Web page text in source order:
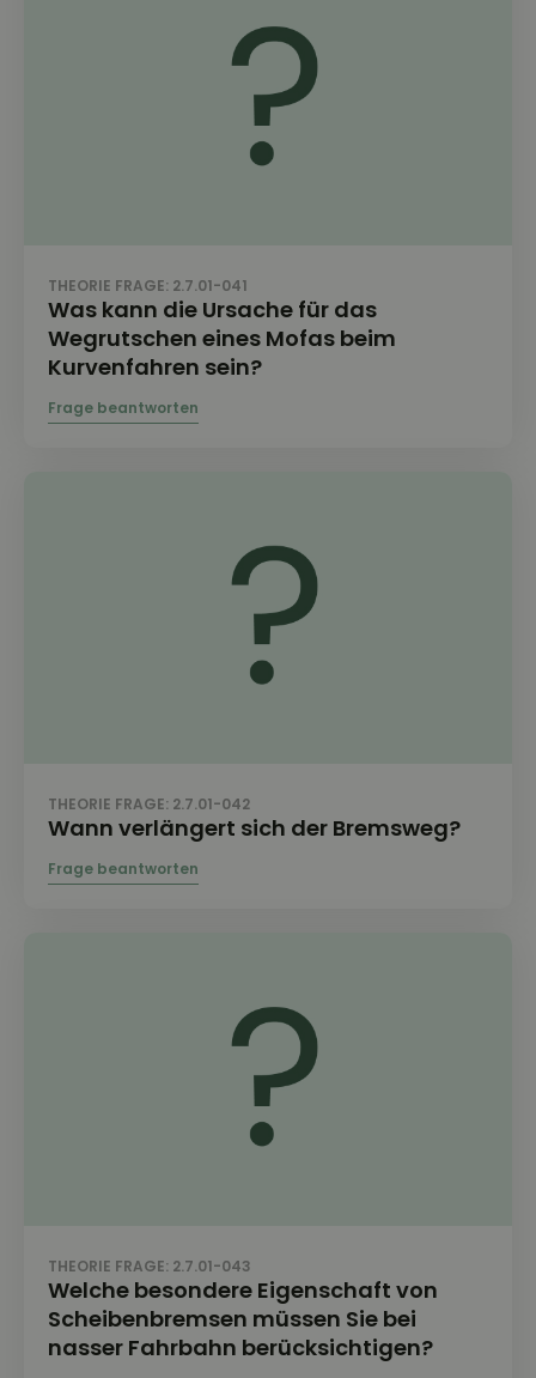
THEORIE FRAGE: 2.7.01-041
Was kann die Ursache für das
Wegrutschen eines Mofas beim
Kurvenfahren sein?
THEORIE FRAGE: 2.7.01-042
Wann verlängert sich der Bremsweg?
THEORIE FRAGE: 2.7.01-043
Welche besondere Eigenschaft von
Scheibenbremsen müssen Sie bei
nasser Fahrbahn berücksichtigen?